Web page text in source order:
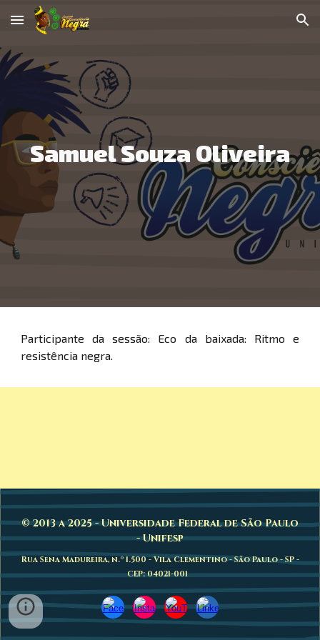
Skip to main content Skip to navigation
Samuel Souza Oliveira
Participante da sessão: Eco da baixada: Ritmo e
resistência negra.
© 2013 a 2025 - Universidade Federal de São Paulo
- Unifesp
Rua Sena Madureira, n.º 1.500 - Vila Clementino - São Paulo - SP -
CEP: 04021-001